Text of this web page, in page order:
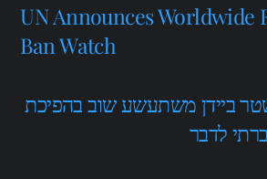
UN Announces Worldwide
Ban Watch
ביידן משתעשע שוב בהפיכת
לדבר